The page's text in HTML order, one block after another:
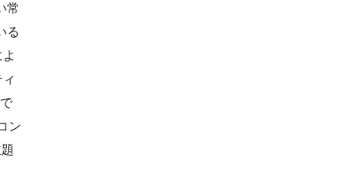
常
る
ン